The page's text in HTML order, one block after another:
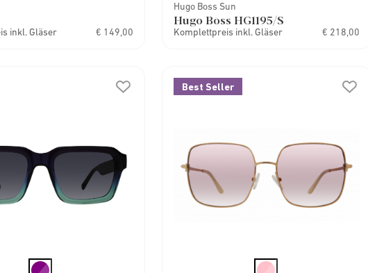
inkl. Gläser € 149,00
Hugo Boss Sun
Hugo Boss HG1195/S
Komplettpreis inkl. Gläser € 218,00
Best Seller